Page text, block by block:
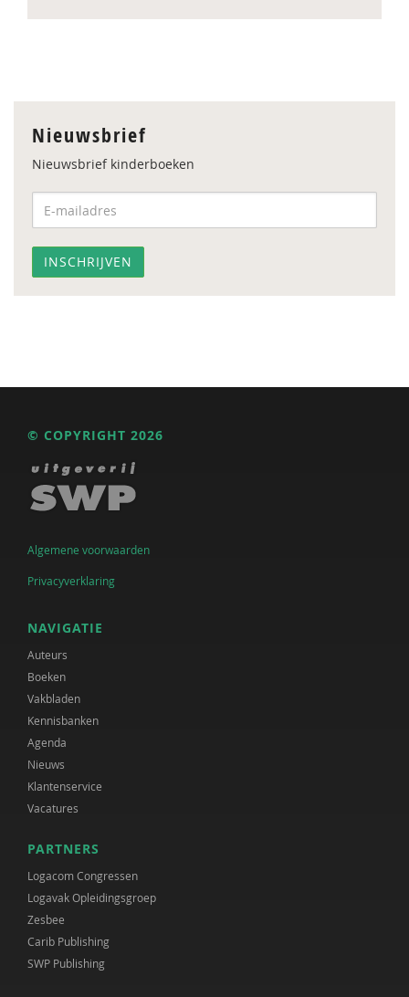
Nieuwsbrief
Nieuwsbrief kinderboeken
© COPYRIGHT 2026
Algemene voorwaarden
Privacyverklaring
NAVIGATIE
Auteurs
Boeken
Vakbladen
Kennisbanken
Agenda
Nieuws
Klantenservice
Vacatures
PARTNERS
Logacom Congressen
Logavak Opleidingsgroep
Zesbee
Carib Publishing
SWP Publishing